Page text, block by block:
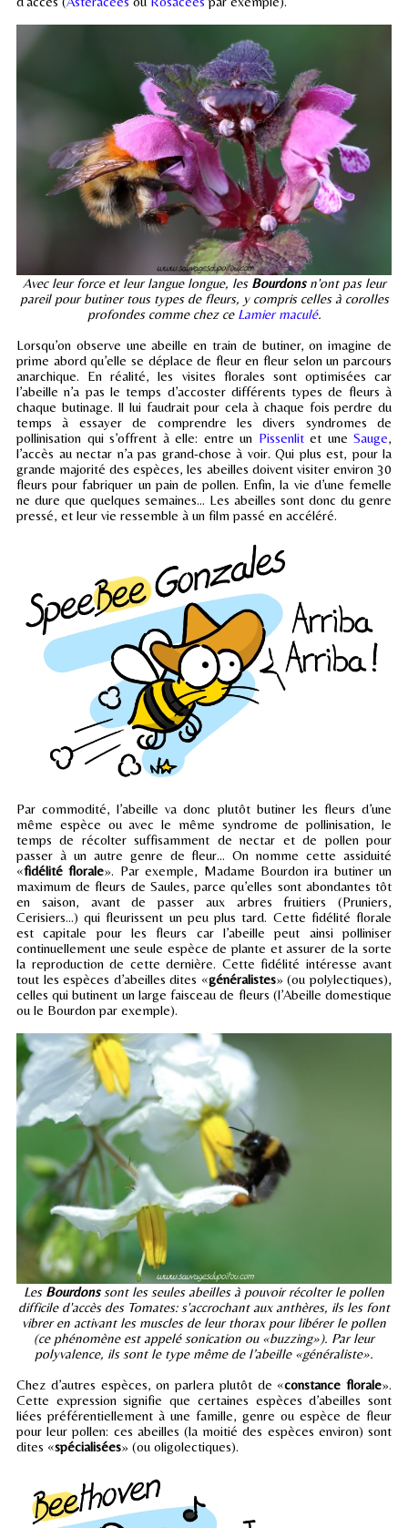
Avec leur force et leur langue longue, les Bourdonsn'ont pas leur
pareil pour butiner tous types de fleurs, y compris celles à corolles
profondes comme chez ce Lamier maculé.
Lorsqu’on observe une abeille en train de butiner, on imagine de
prime abord qu’elle se déplace de fleur en fleur selon un parcours
anarchique. En réalité, les visites florales sont optimisées car
l’abeille n’a pas le temps d’accoster différents types de fleurs à
chaque butinage. Il lui faudrait pour cela à chaque fois perdre du
temps à essayer de comprendre les divers syndromes de
pollinisation qui s’offrent à elle: entre un Pissenlitet une Sauge,
l’accès au nectar n’a pas grand-chose à voir. Qui plus est, pour la
grande majorité des espèces, les abeilles doivent visiter environ 30
fleurs pour fabriquer un pain de pollen. Enfin, la vie d’une femelle
ne dure que quelques semaines… Les abeilles sont donc du genre
pressé, et leur vie ressemble à un film passé en accéléré.
Par commodité, l’abeille va donc plutôt butiner les fleurs d’une
même espèce ou avec le même syndrome de pollinisation, le
temps de récolter suffisamment de nectar et de pollen pour
passer à un autre genre de fleur… On nomme cette assiduité
«fidélité florale». Par exemple, Madame Bourdon ira butiner un
maximum de fleurs de Saules, parce qu’elles sont abondantes tôt
en saison, avant de passer aux arbres fruitiers (Pruniers,
Cerisiers…) qui fleurissent un peu plus tard. Cette fidélité florale
est capitale pour les fleurs car l’abeille peut ainsi polliniser
continuellement une seule espèce de plante et assurer de la sorte
la reproduction de cette dernière. Cette fidélité intéresse avant
tout les espèces d’abeilles dites «généralistes» (ou polylectiques),
celles qui butinent un large faisceau de fleurs (l’Abeille domestique
ou le Bourdon par exemple).
Les Bourdonssont les seules abeilles à pouvoir récolter le pollen
difficile d'accès des Tomates: s'accrochant aux anthères, ils les font
vibrer en activant les muscles de leur thorax pour libérer le pollen
(ce phénomène est appelé sonication ou «buzzing»). Par leur
polyvalence, ils sont le type même de l’abeille «généraliste».
Chez d’autres espèces, on parlera plutôt de «constance florale».
Cette expression signifie que certaines espèces d’abeilles sont
liées préférentiellement à une famille, genre ou espèce de fleur
pour leur pollen: ces abeilles (la moitié des espèces environ) sont
dites «spécialisées» (ou oligolectiques).